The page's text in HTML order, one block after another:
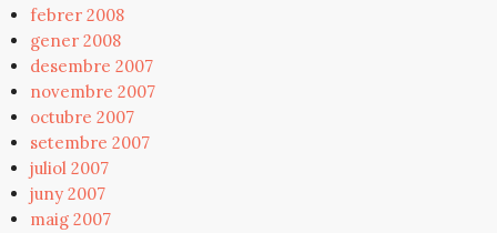
febrer 2008
gener 2008
desembre 2007
novembre 2007
octubre 2007
setembre 2007
juliol 2007
juny 2007
maig 2007